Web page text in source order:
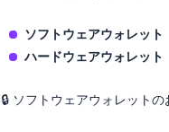
ソフトウェアウォレット
ハードウェアウォレット
🔒 ソフトウェアウォレットの